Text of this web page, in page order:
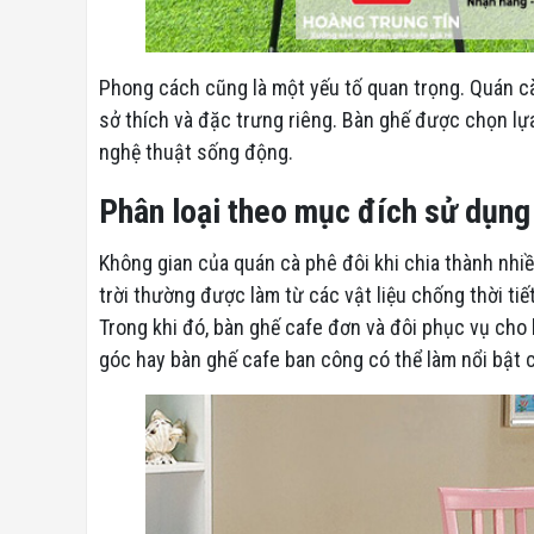
Phong cách cũng là một yếu tố quan trọng. Quán
sở thích và đặc trưng riêng. Bàn ghế được chọn
nghệ thuật sống động.
Phân loại theo mục đích sử dụng
Không gian của quán cà phê đôi khi chia thành
trời thường được làm từ các vật liệu chống thời
Trong khi đó, bàn ghế cafe đơn và đôi phục vụ
góc hay bàn ghế cafe ban công có thể làm nổi